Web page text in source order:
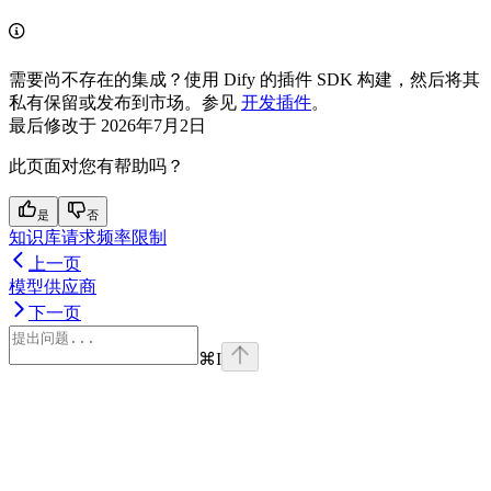
需要尚不存在的集成？使用 Dify 的插件 SDK 构建，然后将其
私有保留或发布到市场。参见 开发插件。
最后修改于 2026年7月2日
此页面对您有帮助吗？
是 否
知识库请求频率限制
上一页
模型供应商
下一页
⌘I